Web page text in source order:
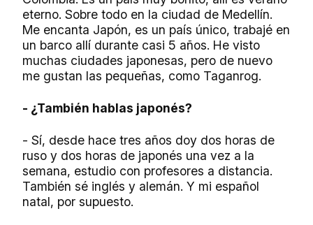
eterno. Sobre todo en la ciudad de Medellín.
Me encanta Japón, es un país único, trabajé en
un barco allí durante casi 5 años. He visto
muchas ciudades japonesas, pero de nuevo
me gustan las pequeñas, como Taganrog.
- ¿También hablas japonés?
- Sí, desde hace tres años doy dos horas de
ruso y dos horas de japonés una vez a la
semana, estudio con profesores a distancia.
También sé inglés y alemán. Y mi español
natal, por supuesto.